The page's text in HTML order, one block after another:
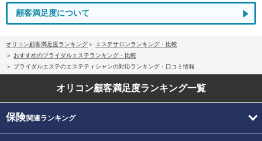
顧客満足度について
オリコン顧客満足度ランキング
エステサロンランキング・比較
おすすめのブライダルエステランキング・比較
ブライダルエステのエステティシャンの対応ランキング・口コミ情報
オリコン顧客満足度ランキング一覧
保険関連ランキング